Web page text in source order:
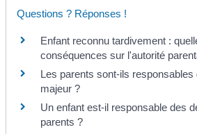
Questions ? Réponses !
Enfant reconnu tardivement :
conséquences sur l'autorité
Les parents sont-ils responsables
majeur ?
Un enfant est-il responsable des
parents ?